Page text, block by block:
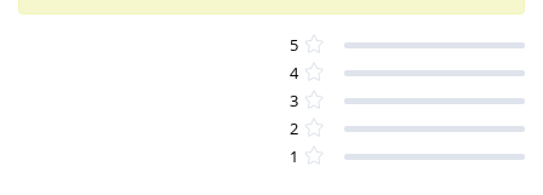
5
4
3
2
1